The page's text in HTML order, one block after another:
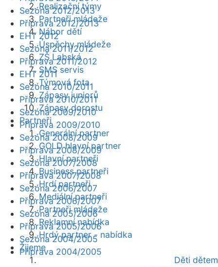
Realizační týmy
Partneři mládeže
Nábor dětí
Úspěchy mládeže
ZŠ Labská
SMS servis
Týmová fota
Zápasy juniorů
Zápasy dorostu
Partneři
Generální partner
GOLD hlavní partner
Hlavní partneři
Business partneři
Hrdí partneři
Mediální partneři
Partneři mládeže
Reklamní nabídka
Hrdý partner - nabídka
Žijeme
Děti dětem
Sezóna 2012/2013
Příprava 2012/2013
EHT 2012
Sezóna 2011/2012
Příprava 2011/2012
EHT 2011
Sezóna 2010/2011
Příprava 2010/2011
Sezóna 2009/2010
Příprava 2009/2010
Sezóna 2008/2009
Příprava 2008/2009
Sezóna 2007/2008
Příprava 2007/2008
Sezóna 2006/2007
Příprava 2006/2007
Sezóna 2005/2006
Příprava 2005/2006
Sezóna 2004/2005
Příprava 2004/2005